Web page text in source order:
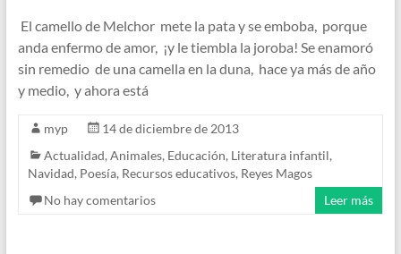
El camello de Melchor mete la pata y se emboba, porque
anda enfermo de amor, ¡y le tiembla la joroba! Se enamoró
sin remedio de una camella en la duna, hace ya más de año
y medio, y ahora está
myp
14 de diciembre de 2013
Actualidad, Animales, Educación, Literatura infantil,
Navidad, Poesía, Recursos educativos, Reyes Magos
No hay comentarios
Leer más